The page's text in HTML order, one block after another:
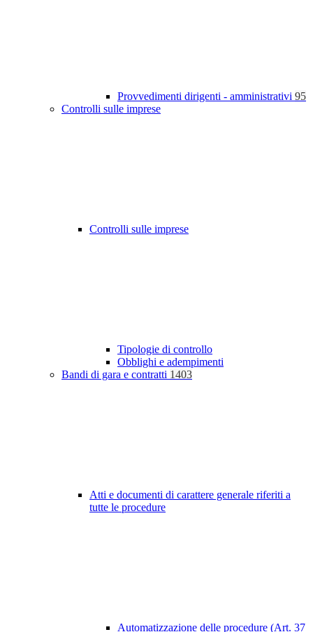
Provvedimenti dirigenti - amministrativi 95
Controlli sulle imprese
Controlli sulle imprese
Tipologie di controllo
Obblighi e adempimenti
Bandi di gara e contratti 1403
Atti e documenti di carattere generale riferiti a
tutte le procedure
Automatizzazione delle procedure (Art. 37